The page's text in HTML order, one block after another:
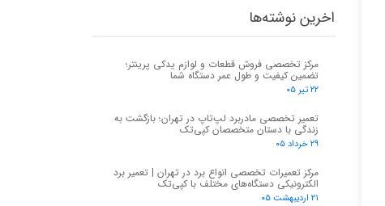
اخرین نوشته‌ها
مرکز تخصصی فروش قطعات و لوازم یدکی پرینتر؛
تضمین کیفیت و طول عمر دستگاه شما
۲۲ تیر ۰۵
تعمیر تخصصی مادربرد لپ‌تاپ در تهران؛ بازگشت به
زندگی با دستان متخصصان کپی‌تک
۲۹ خرداد ۰۵
مرکز تعمیرات تخصصی انواع برد در تهران | تعمیر برد
الکترونیکی دستگاه‌های مختلف با کپی‌تک
۲۱ اردیبهشت ۰۵